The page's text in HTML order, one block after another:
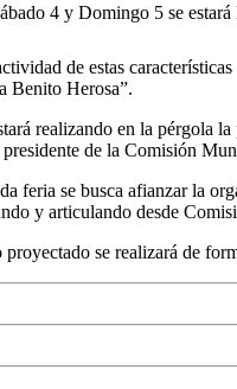
4 y Domingo 5 se estará
de estas
Benito Herosa”.
realizando en la pérgola
presidente de la Comisión
feria se busca afianzar la
y articulando desde
se realizará de